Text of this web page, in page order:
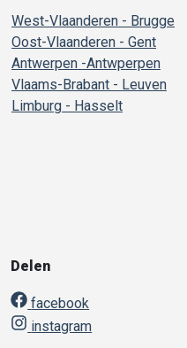
West-Vlaanderen - Brugge
Oost-Vlaanderen - Gent
Antwerpen -Antwperpen
Vlaams-Brabant - Leuven
Limburg - Hasselt
Delen
facebook
instagram